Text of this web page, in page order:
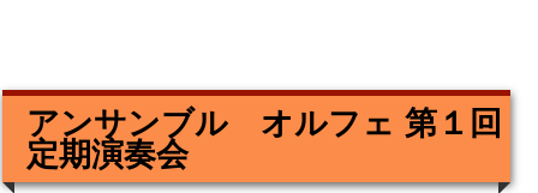
アンサンブル オルフェ 第１回
定期演奏会